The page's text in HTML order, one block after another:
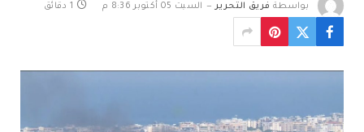
بواسطة فريق التحرير السبت 05 أكتوبر 8:36 م 1 دقائق